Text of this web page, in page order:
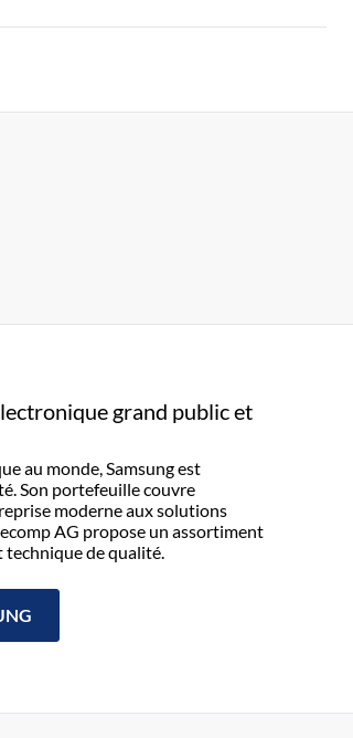
grand public et
au monde, Samsung est
Son portefeuille couvre
moderne aux solutions
AG propose un assortiment
de qualité.